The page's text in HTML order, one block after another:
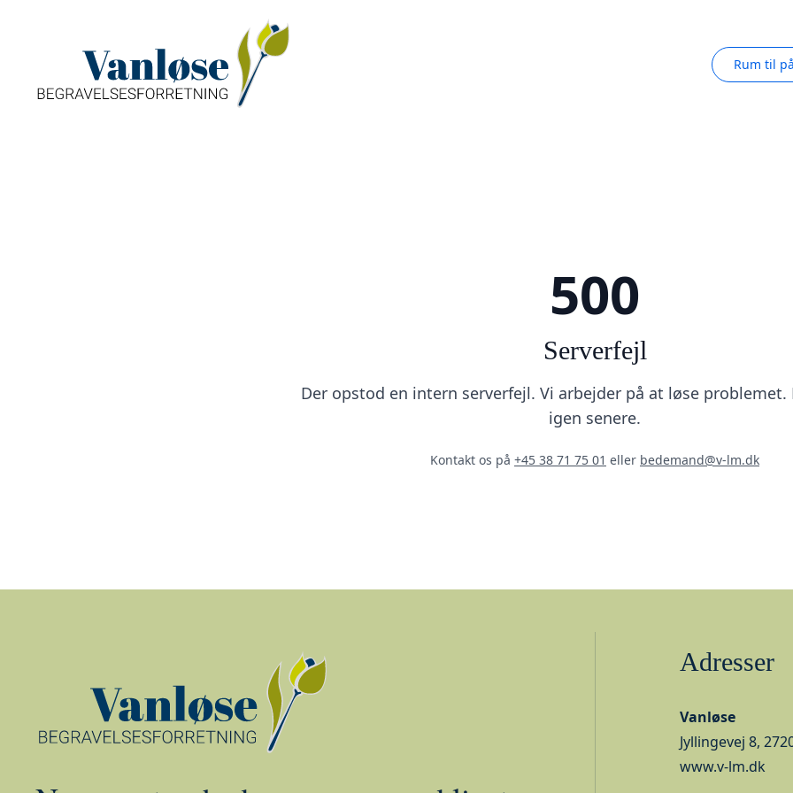
Rum til
500
Serverfejl
Der opstod en intern serverfejl. Vi arbejder på at løse problemet.
igen senere.
Kontakt os på +45 38 71 75 01 eller bedemand@v-lm.dk
Adresser
Vanløse
Jyllingevej 8,
www.v-lm.dk